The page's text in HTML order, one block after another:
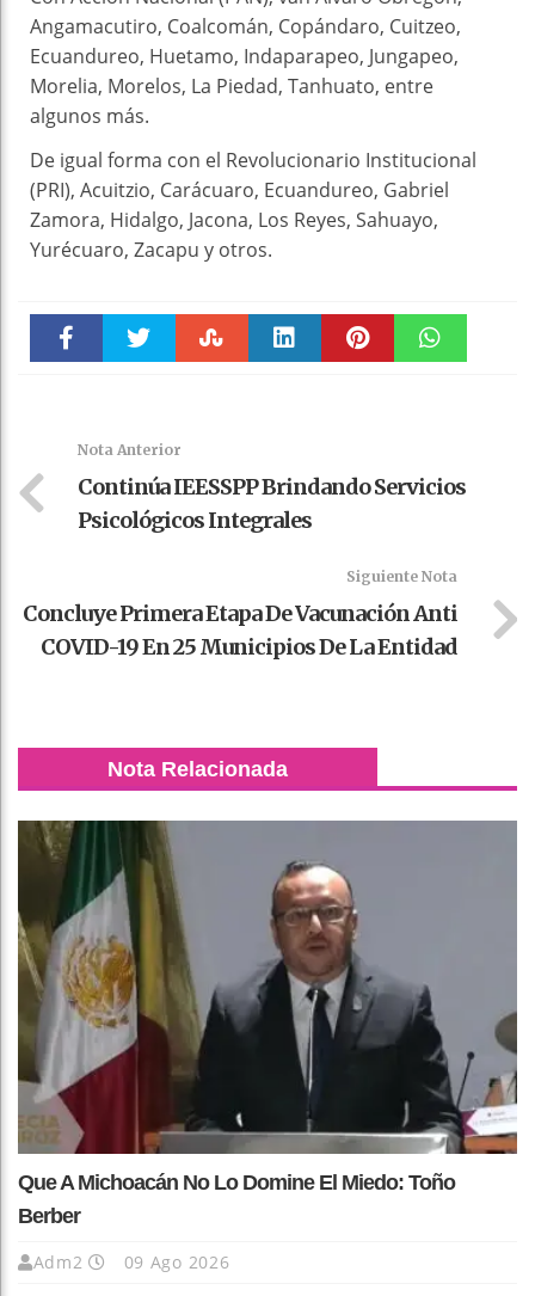
Angamacutiro, Coalcomán, Copándaro, Cuitzeo,
Ecuandureo, Huetamo, Indaparapeo, Jungapeo,
Morelia, Morelos, La Piedad, Tanhuato, entre
algunos más.
De igual forma con el Revolucionario Institucional
(PRI), Acuitzio, Carácuaro, Ecuandureo, Gabriel
Zamora, Hidalgo, Jacona, Los Reyes, Sahuayo,
Yurécuaro, Zacapu y otros.
Nota Anterior
Continúa IEESSPP Brindando Servicios
Psicológicos Integrales
Siguiente Nota
Concluye Primera Etapa De Vacunación Anti
COVID-19 En 25 Municipios De La Entidad
Nota Relacionada
Que A Michoacán No Lo Domine El Miedo: Toño
Berber
Adm2 09 Ago 2026